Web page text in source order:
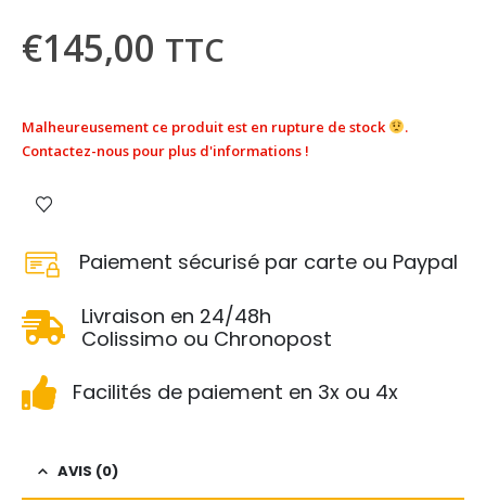
€145,00 TTC
Malheureusement ce produit est en rupture de stock
.
Contactez-nous pour plus d'informations !
Paiement sécurisé par carte ou Paypal
Livraison en 24/48h
Colissimo ou Chronopost
Facilités de paiement en 3x ou 4x
AVIS (0)